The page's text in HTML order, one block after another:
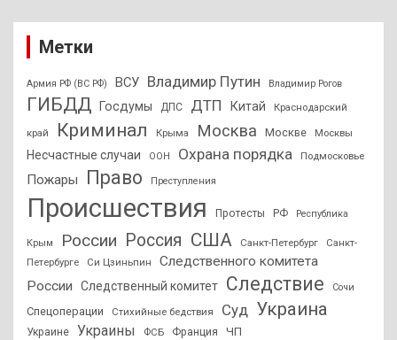
Метки
Армия РФ (ВС РФ) ВСУ Владимир Путин Владимир Рогов
ГИБДД Госдумы ДПС ДТП Китай Краснодарский
край Криминал Крыма Москва Москве Москвы
Несчастные случаи ООН Охрана порядка Подмосковье
Пожары Право Преступления
Происшествия Протесты РФ Республика
Крым России Россия США Санкт-Петербург
Санкт-
Петербурге
Си Цзиньпин
Следственного комитета
России
Следственный комитет Следствие Сочи
Спецоперации Стихийные бедствия Суд Украина
Украине Украины ФСБ Франция ЧП